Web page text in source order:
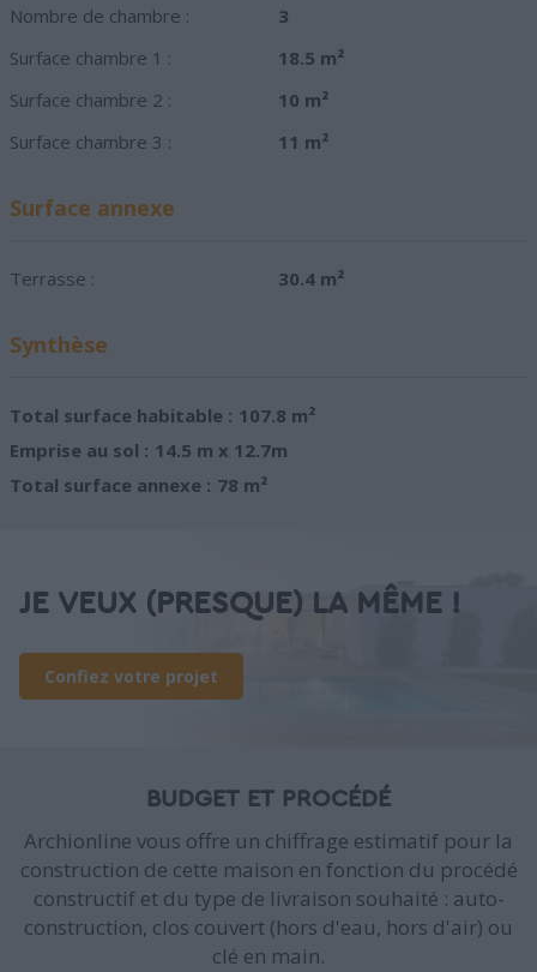
Nombre de chambre :
3
Surface chambre 1 :
18.5 m²
Surface chambre 2 :
10 m²
Surface chambre 3 :
11 m²
Surface annexe
Terrasse : 30.4 m²
Synthèse
Total surface habitable : 107.8 m²
Emprise au sol : 14.5 m x 12.7m
Total surface annexe : 78 m²
JE VEUX (PRESQUE) LA MÊME !
Confiez votre projet
BUDGET ET PROCÉDÉ
Archionline vous offre un chiffrage estimatif pour la
construction de cette maison en fonction du procédé
constructif et du type de livraison souhaité : auto-
construction, clos couvert (hors d'eau, hors d'air) ou
clé en main.